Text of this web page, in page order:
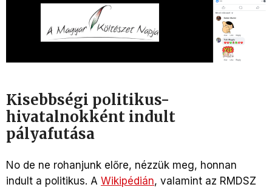
Kisebbségi politikus-
hivatalnokként indult
pályafutása
No de ne rohanjunk előre, nézzük meg, honnan
indult a politikus. A Wikipédián, valamint az RMDSZ